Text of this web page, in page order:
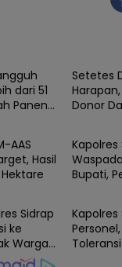
dari 51
Panen
Setetes
Donor
AAS
Hasil
Hektare
SIDRAP
Kapolres
Bupati,
Sidrap
ke
Warga
SIDRAP
Kapolres